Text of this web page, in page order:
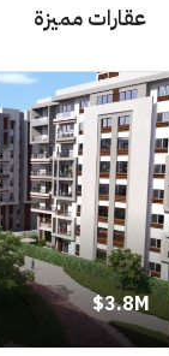
عقارات مميزة
3.8M$